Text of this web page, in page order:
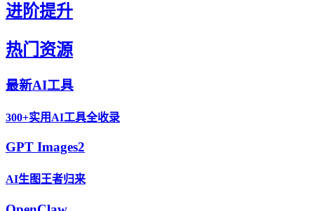
进阶提升
热门资源
最新AI工具
300+实用AI工具全收录
GPT Images2
AI生图王者归来